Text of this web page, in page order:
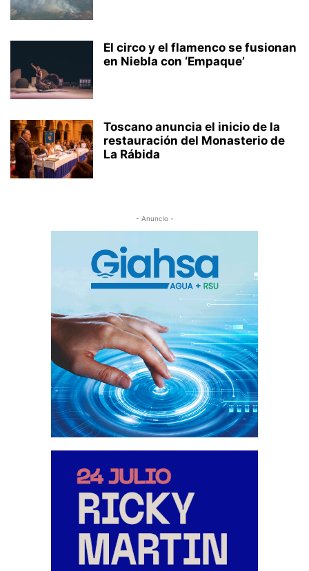
El circo y el flamenco se fusionan
en Niebla con ‘Empaque’
Toscano anuncia el inicio de la
restauración del Monasterio de
La Rábida
- Anuncio -